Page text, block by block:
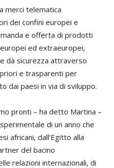
merci telematica
dei confini europei e
e offerta di prodotti
ed extraeuropei,
dà sicurezza attraverso
e trasparenti per
dai paesi in via di sviluppo.
pronti – ha detto Martina –
di un anno che
africani, dall’Egitto alla
del bacino
relazioni internazionali, di